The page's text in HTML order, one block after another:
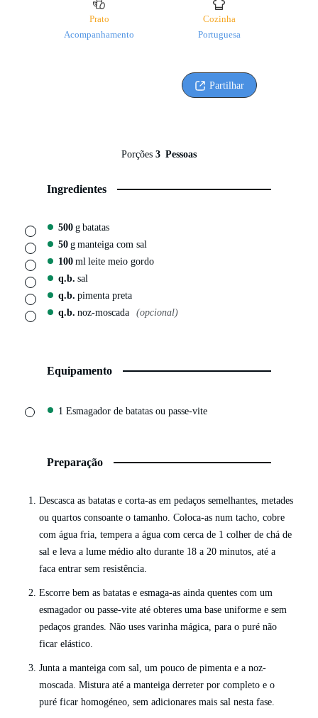
Prato
Acompanhamento
Cozinha
Portuguesa
Partilhar
Porções3 Pessoas
Ingredientes
▢ 500gbatatas
▢ 50gmanteiga com sal
▢ 100mlleite meio gordo
▢ q.b. sal
▢ q.b. pimenta preta
▢ q.b. noz-moscada (opcional)
Equipamento
▢ 1 Esmagador de batatas ou passe-vite
Preparação
Descasca as batatas e corta-as em pedaços semelhantes, metades
ou quartos consoante o tamanho. Coloca-as num tacho, cobre
com água fria, tempera a água com cerca de 1 colher de chá de
sal e leva a lume médio alto durante 18 a 20 minutos, até a
faca entrar sem resistência.
Escorre bem as batatas e esmaga-as ainda quentes com um
esmagador ou passe-vite até obteres uma base uniforme e sem
pedaços grandes. Não uses varinha mágica, para o puré não
ficar elástico.
Junta a manteiga com sal, um pouco de pimenta e a noz-
moscada. Mistura até a manteiga derreter por completo e o
puré ficar homogéneo, sem adicionares mais sal nesta fase.